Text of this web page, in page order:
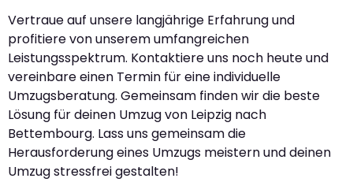
Vertraue auf unsere langjährige Erfahrung und
profitiere von unserem umfangreichen
Leistungsspektrum. Kontaktiere uns noch heute und
vereinbare einen Termin für eine individuelle
Umzugsberatung. Gemeinsam finden wir die beste
Lösung für deinen Umzug von Leipzig nach
Bettembourg. Lass uns gemeinsam die
Herausforderung eines Umzugs meistern und deinen
Umzug stressfrei gestalten!